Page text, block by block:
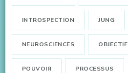
INTROSPECTION JUNG
NEUROSCIENCES OBJECTIF
POUVOIR PROCESSUS